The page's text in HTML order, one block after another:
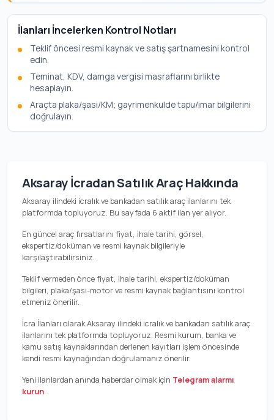
İlanları İncelerken Kontrol Notları
Teklif öncesi resmi kaynak ve satış şartnamesini kontrol
edin.
Teminat, KDV, damga vergisi masraflarını birlikte
hesaplayın.
Araçta plaka/şasi/KM; gayrimenkulde tapu/imar bilgilerini
doğrulayın.
Aksaray İcradan Satılık Araç Hakkında
Aksaray ilindeki icralık ve bankadan satılık araç ilanlarını tek
platformda topluyoruz. Bu sayfada 6 aktif ilan yer alıyor.
En güncel araç fırsatlarını fiyat, ihale tarihi, görsel,
ekspertiz/doküman ve resmi kaynak bilgileriyle
karşılaştırabilirsiniz.
Teklif vermeden önce fiyat, ihale tarihi, ekspertiz/doküman
bilgileri, plaka/şasi-motor ve resmi kaynak bağlantısını kontrol
etmeniz önerilir.
İcra İlanları olarak Aksaray ilindeki icralık ve bankadan satılık araç
ilanlarını tek platformda topluyoruz. Resmi kurum, banka ve
kamu satış kaynaklarından derlenen kayıtları işlem öncesinde
kendi resmi kaynağından doğrulamanız önerilir.
Yeni ilanlardan anında haberdar olmak için Telegram alarmı
kurun.